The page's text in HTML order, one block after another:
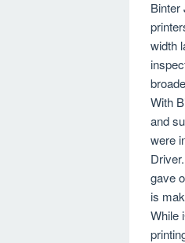
Binter
width
With
and
were
gave
is
While